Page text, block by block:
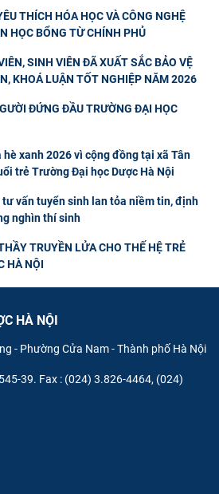
THÍCH HÓA HỌC VÀ CÔNG NGHỆ
HỌC BỔNG TỪ CHÍNH PHỦ
SINH VIÊN ĐÃ XUẤT SẮC BẢO VỆ
KHOÁ LUẬN TỐT NGHIỆP NĂM 2026
ĐỨNG ĐẦU TRƯỜNG ĐẠI HỌC
xanh 2026 vì cộng đồng tại xã Tân
trẻ Trường Đại học Dược Hà Nội
vấn tuyển sinh lan tỏa niềm tin, định
nghìn thí sinh
TRUYỀN LỬA CHO THẾ HỆ TRẺ
HÀ NỘI
HÀ NỘI
- Phường Cửa Nam - Thành phố Hà Nội
39. Fax : (024) 3.826-4464, (024)